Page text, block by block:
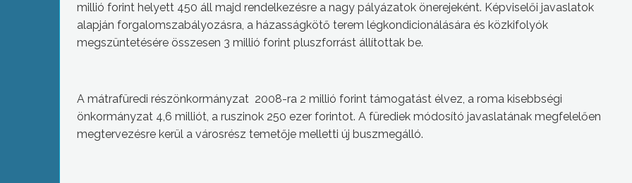
millió forint helyett 450 áll majd rendelkezésre a nagy pályázatok önerejeként. Képviselői javaslatok
alapján forgalomszabályozásra, a házasságkötő terem légkondicionálására és közkifolyók
megszüntetésére összesen 3 millió forint pluszforrást állítottak be.
A mátrafüredi részönkormányzat 2008-ra 2 millió forint támogatást élvez, a roma kisebbségi
önkormányzat 4,6 milliót, a ruszinok 250 ezer forintot. A fürediek módosító javaslatának megfelelően
megtervezésre kerül a városrész temetője melletti új buszmegálló.